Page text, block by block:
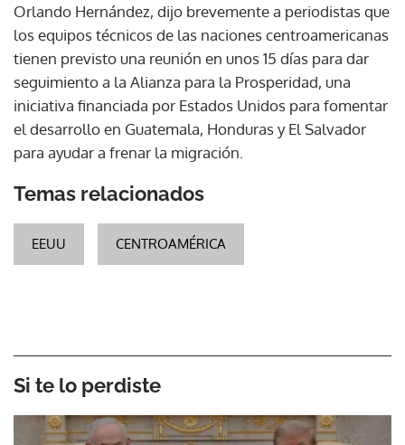
Orlando Hernández, dijo brevemente a periodistas que
los equipos técnicos de las naciones centroamericanas
tienen previsto una reunión en unos 15 días para dar
seguimiento a la Alianza para la Prosperidad, una
iniciativa financiada por Estados Unidos para fomentar
el desarrollo en Guatemala, Honduras y El Salvador
para ayudar a frenar la migración.
Temas relacionados
EEUU CENTROAMÉRICA
Si te lo perdiste